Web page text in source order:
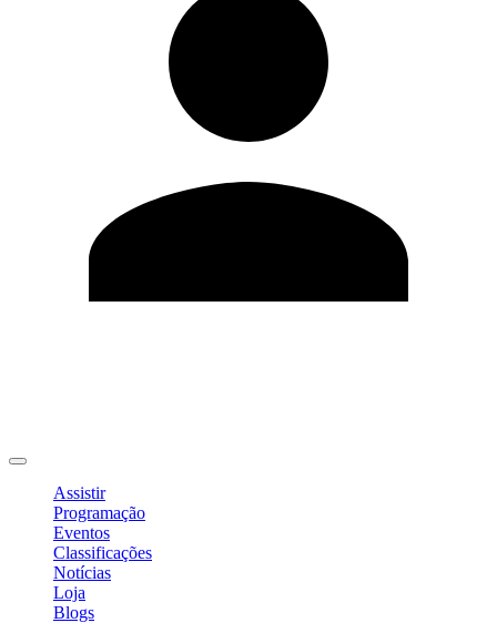
Assistir
Programação
Eventos
Classificações
Notícias
Loja
Blogs